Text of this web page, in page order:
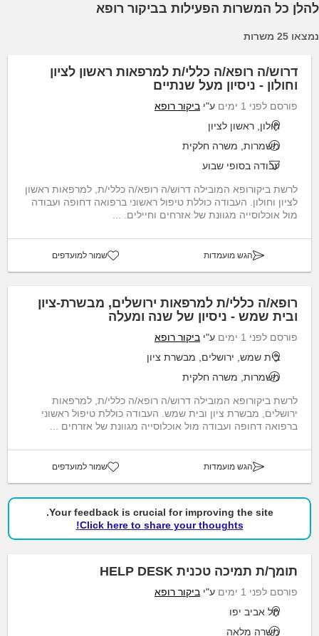
להלן כל המשרות הפעילות בביקור רופא
נמצאו 25 משרות
דרוש/ה רופא/ה כללי/ת למרפאות ראשון לציון
וחולון - ניסיון מעל שנתיים
פורסם לפני 1 ימים ע"י ביקור רופא
חולון, ראשון לציון
משמרות, משרה חלקית
עבודה בסופי שבוע
לרשת ביקורופא המובילה דרוש/ה רופא/ה כללי/ת, למרפאות ראשון
לציון וחולון. העבודה כוללת טיפול ראשוני ברפואה דחופה ועבודה
מול אוכלוסייה מגוונת של אזרחים וחיילים. ...
הגש מועמדות שמור למועדפים
רופא/ה כללי/ת למרפאות ירושלים, מבשרת-ציון
ובית שמש - ניסיון של שנה ומעלה
פורסם לפני 1 ימים ע"י ביקור רופא
בית שמש, ירושלים, מבשרת ציון
משמרות, משרה חלקית
לרשת ביקורופא המובילה דרוש/ה רופא/ה כללי/ת, למרפאות
ירושלים, מבשרת ציון ובית שמש. העבודה כוללת טיפול ראשוני
ברפואה דחופה ועבודה מול אוכלוסייה מגוונת של אזרחים ...
הגש מועמדות שמור למועדפים
Your feedback is crucial for improving the site.
Click here to share your thoughts!
תומך/ת תמיכה טכנית HELP DESK
פורסם לפני 1 ימים ע"י ביקור רופא
תל אביב יפו
משרה מלאה